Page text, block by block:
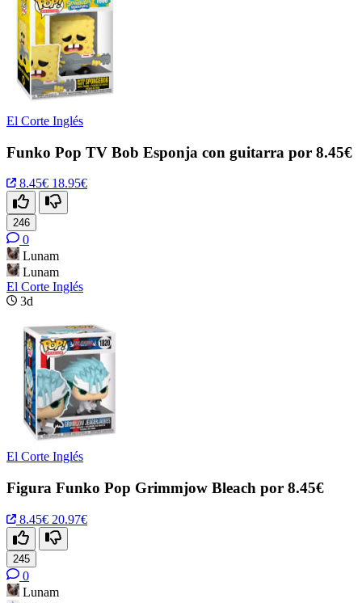
El Corte Inglés
Funko Pop TV Bob Esponja con guitarra por 8.45€
8.45€ 18.95€
246
0
Lunam
Lunam
El Corte Inglés
3d
El Corte Inglés
Figura Funko Pop Grimmjow Bleach por 8.45€
8.45€ 20.97€
245
0
Lunam